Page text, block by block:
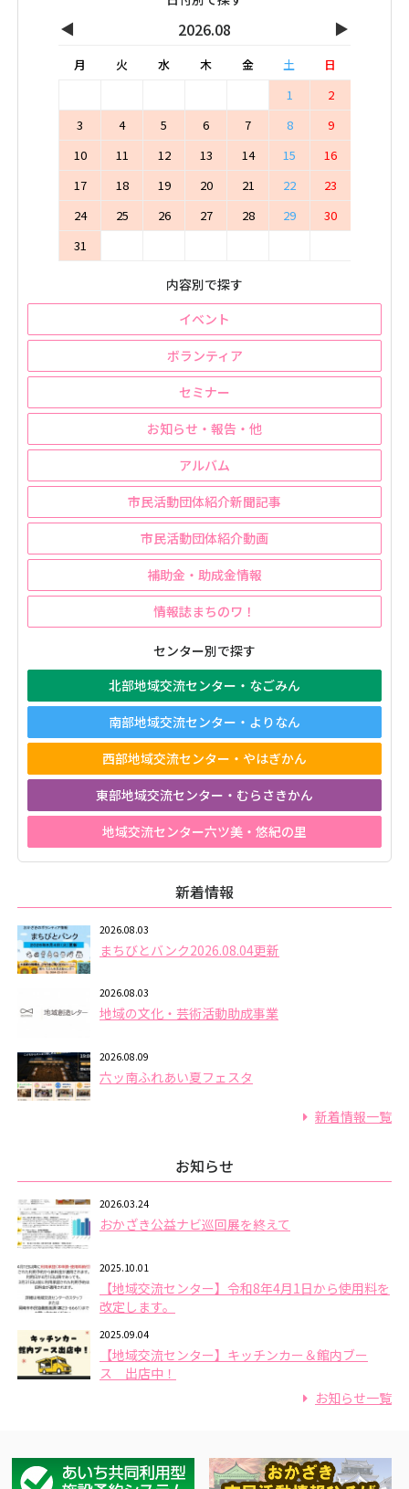
◀ 2026.08 ▶
月 火 水 木 金 土
日
1
2
3
4 5 6 7 8
9
10
11 12 13 14 15
16
17
18 19 20 21 22
23
24
25 26 27 28 29
30
31
内容別で探す
イベント
ボランティア
セミナー
お知らせ・報告・他
アルバム
市民活動団体紹介新聞記事
市民活動団体紹介動画
補助金・助成金情報
情報誌まちのワ！
センター別で探す
北部地域交流センター・なごみん
南部地域交流センター・よりなん
西部地域交流センター・やはぎかん
東部地域交流センター・むらさきかん
地域交流センター六ツ美・悠紀の里
新着情報
2026.08.03
まちびとバンク2026.08.04更新
2026.08.03
地域の文化・芸術活動助成事業
2026.08.09
六ッ南ふれあい夏フェスタ
新着情報一覧
お知らせ
2026.03.24
おかざき公益ナビ巡回展を終えて
2025.10.01
【地域交流センター】令和8年4月1日から使用料を
改定します。
2025.09.04
【地域交流センター】キッチンカー＆館内ブー
ス 出店中！
お知らせ一覧